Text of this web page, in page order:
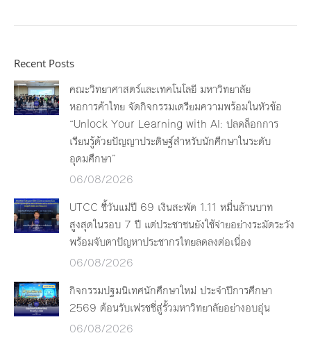
Recent Posts
คณะวิทยาศาสตร์และเทคโนโลยี มหาวิทยาลัย
หอการค้าไทย จัดกิจกรรมเตรียมความพร้อมในหัวข้อ
“Unlock Your Learning with AI: ปลดล็อกการ
เรียนรู้ด้วยปัญญาประดิษฐ์สำหรับนักศึกษาในระดับ
อุดมศึกษา”
06/08/2026
UTCC ชี้วันแม่ปี 69 เงินสะพัด 1.11 หมื่นล้านบาท
สูงสุดในรอบ 7 ปี แต่ประชาชนยังใช้จ่ายอย่างระมัดระวัง
พร้อมจับตาปัญหาประชากรไทยลดลงต่อเนื่อง
06/08/2026
กิจกรรมปฐมนิเทศนักศึกษาใหม่ ประจำปีการศึกษา
2569 ต้อนรับเฟรชชี่สู่รั้วมหาวิทยาลัยอย่างอบอุ่น
06/08/2026